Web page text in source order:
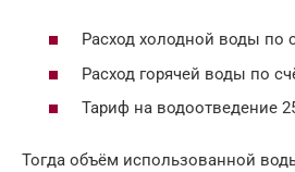
Расход холодной воды по
Расход горячей воды по
Тариф на водоотведение
Тогда объём использованной